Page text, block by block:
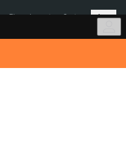
Més